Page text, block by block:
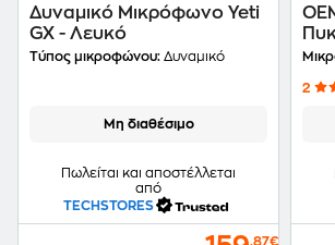
Δυναμικό Μικρόφωνο Yeti
GX - Λευκό
Τύπος μικροφώνου: Δυναμικό
Μη διαθέσιμο
Πωλείται και αποστέλλεται
από
TECHSTORES
,87€
2